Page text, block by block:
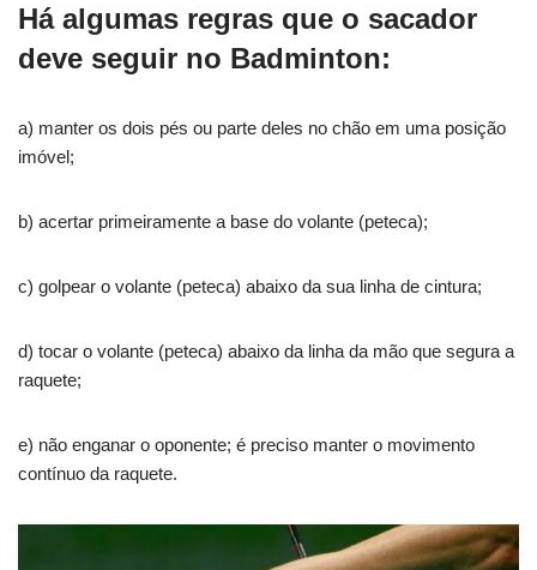
Há algumas regras que o sacador
deve seguir no Badminton:
a) manter os dois pés ou parte deles no chão em uma posição
imóvel;
b) acertar primeiramente a base do volante (peteca);
c) golpear o volante (peteca) abaixo da sua linha de cintura;
d) tocar o volante (peteca) abaixo da linha da mão que segura a
raquete;
e) não enganar o oponente; é preciso manter o movimento
contínuo da raquete.